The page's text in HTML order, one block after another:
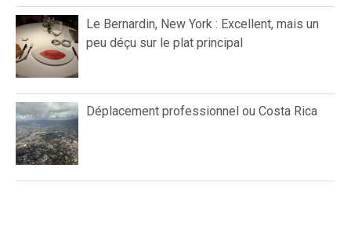
Le Bernardin, New York : Excellent, mais un
peu déçu sur le plat principal
Déplacement professionnel ou Costa Rica